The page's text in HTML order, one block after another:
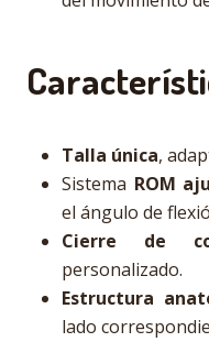
Talla única,
Sistema ROM
el ángulo de
Cierre de
personalizado.
Estructura
lado